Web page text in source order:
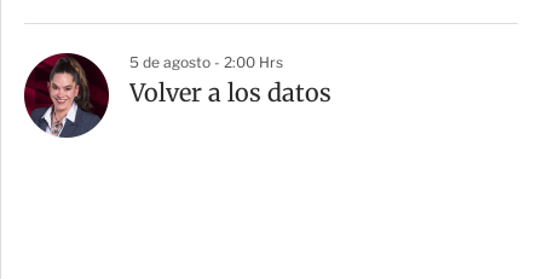
5 de agosto - 2:00 Hrs
Volver a los datos